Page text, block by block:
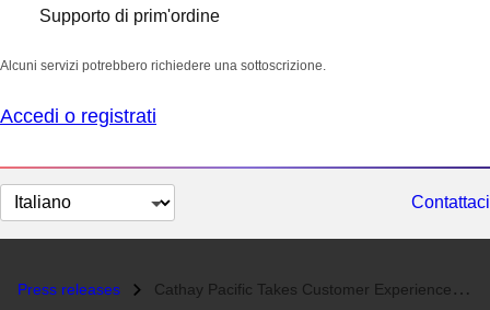
Supporto di prim'ordine
Alcuni servizi potrebbero richiedere una sottoscrizione.
Accedi o registrati
Cambia
lingua
Contattaci
Press releases Cathay Pacific Takes Customer Experiences to New Heights with Red Hat’...